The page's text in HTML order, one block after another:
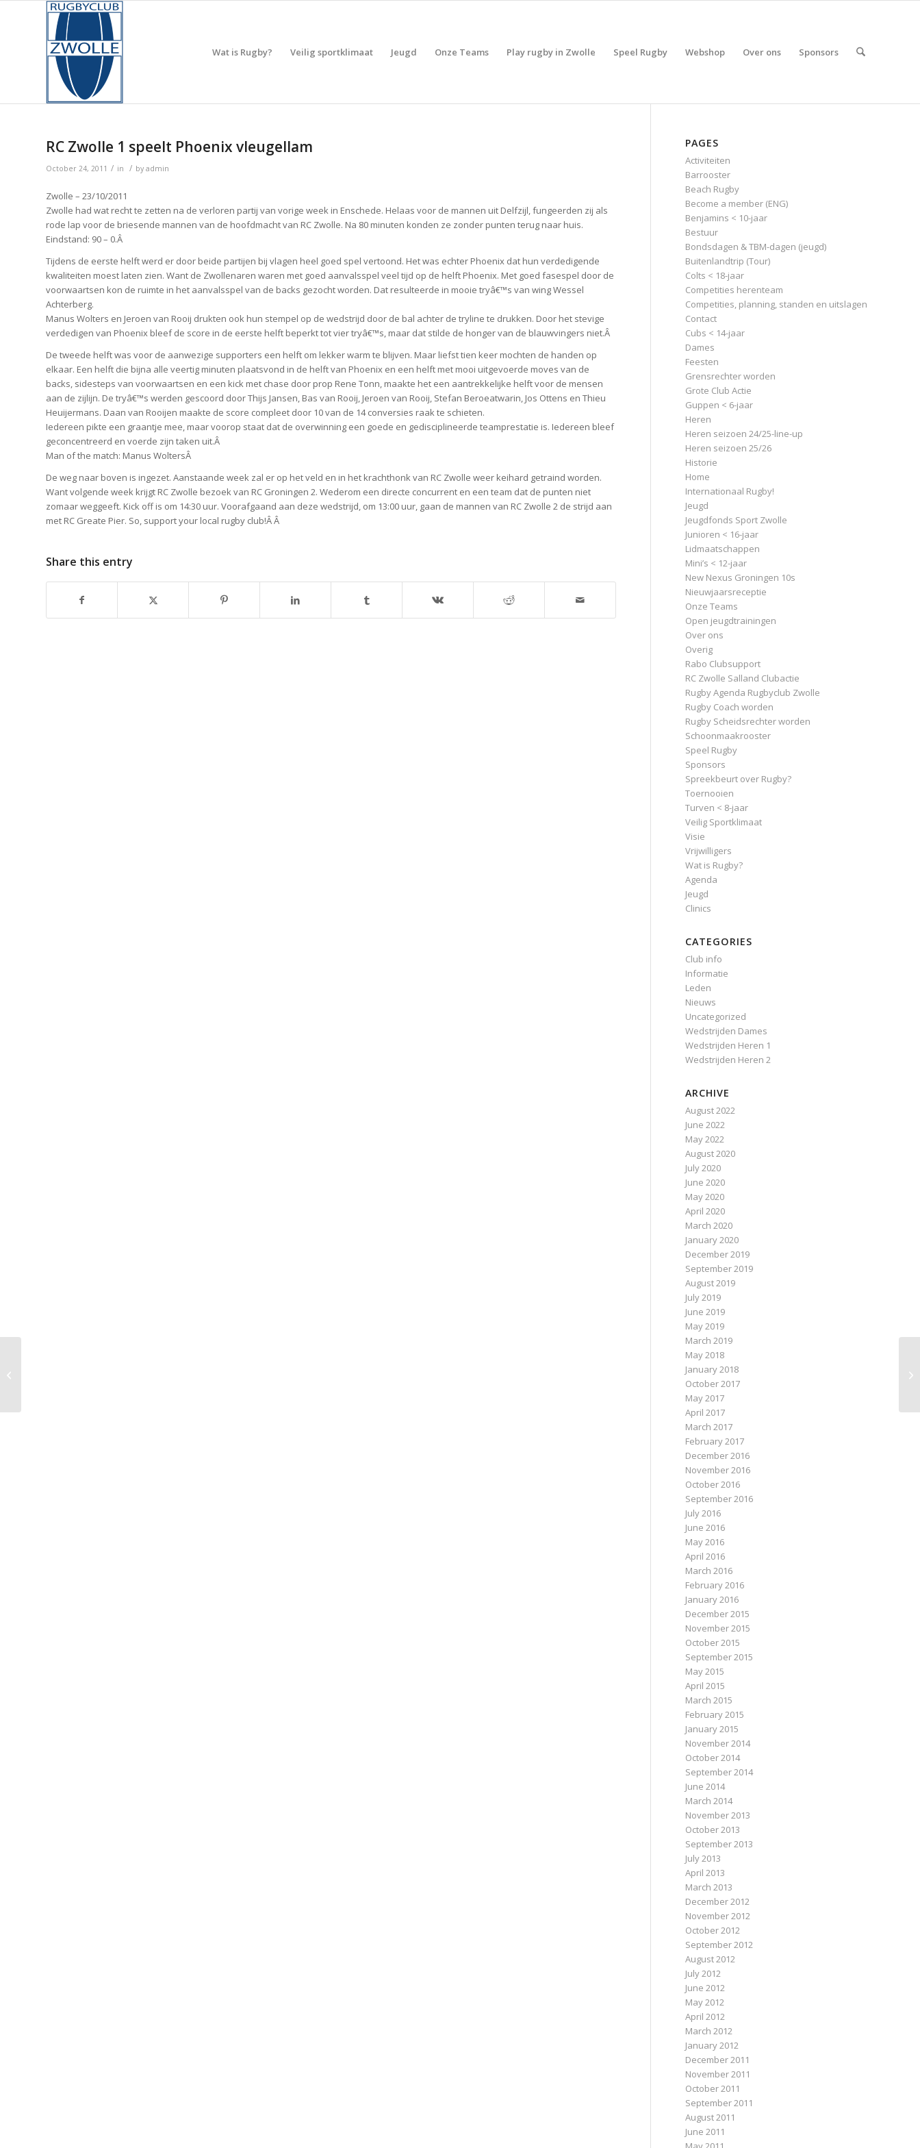
Wat is Rugby? Veilig sportklimaat Jeugd Onze Teams Play rugby in Zwolle Speel Rugby Webshop Over ons Sponsors
RC Zwolle 1 speelt Phoenix vleugellam
October 24, 2011 / in / by admin
Zwolle – 23/10/2011
Zwolle had wat recht te zetten na de verloren partij van vorige week in Enschede. Helaas voor de mannen uit Delfzijl, fungeerden zij als
rode lap voor de briesende mannen van de hoofdmacht van RC Zwolle. Na 80 minuten konden ze zonder punten terug naar huis.
Eindstand: 90 – 0.Â
Tijdens de eerste helft werd er door beide partijen bij vlagen heel goed spel vertoond. Het was echter Phoenix dat hun verdedigende
kwaliteiten moest laten zien. Want de Zwollenaren waren met goed aanvalsspel veel tijd op de helft Phoenix. Met goed fasespel door de
voorwaartsen kon de ruimte in het aanvalsspel van de backs gezocht worden. Dat resulteerde in mooie tryâ€™s van wing Wessel
Achterberg.
Manus Wolters en Jeroen van Rooij drukten ook hun stempel op de wedstrijd door de bal achter de tryline te drukken. Door het stevige
verdedigen van Phoenix bleef de score in de eerste helft beperkt tot vier tryâ€™s, maar dat stilde de honger van de blauwvingers niet.Â
De tweede helft was voor de aanwezige supporters een helft om lekker warm te blijven. Maar liefst tien keer mochten de handen op
elkaar. Een helft die bijna alle veertig minuten plaatsvond in de helft van Phoenix en een helft met mooi uitgevoerde moves van de
backs, sidesteps van voorwaartsen en een kick met chase door prop Rene Tonn, maakte het een aantrekkelijke helft voor de mensen
aan de zijlijn. De tryâ€™s werden gescoord door Thijs Jansen, Bas van Rooij, Jeroen van Rooij, Stefan Beroeatwarin, Jos Ottens en Thieu
Heuijermans. Daan van Rooijen maakte de score compleet door 10 van de 14 conversies raak te schieten.
Iedereen pikte een graantje mee, maar voorop staat dat de overwinning een goede en gedisciplineerde teamprestatie is. Iedereen bleef
geconcentreerd en voerde zijn taken uit.Â
Man of the match: Manus WoltersÂ
De weg naar boven is ingezet. Aanstaande week zal er op het veld en in het krachthonk van RC Zwolle weer keihard getraind worden.
Want volgende week krijgt RC Zwolle bezoek van RC Groningen 2. Wederom een directe concurrent en een team dat de punten niet
zomaar weggeeft. Kick off is om 14:30 uur. Voorafgaand aan deze wedstrijd, om 13:00 uur, gaan de mannen van RC Zwolle 2 de strijd aan
met RC Greate Pier. So, support your local rugby club!Â Â
Share this entry
PAGES
Activiteiten
Barrooster
Beach Rugby
Become a member (ENG)
Benjamins < 10-jaar
Bestuur
Bondsdagen & TBM-dagen (jeugd)
Buitenlandtrip (Tour)
Colts < 18-jaar
Competities herenteam
Competities, planning, standen en uitslagen
Contact
Cubs < 14-jaar
Dames
Feesten
Grensrechter worden
Grote Club Actie
Guppen < 6-jaar
Heren
Heren seizoen 24/25-line-up
Heren seizoen 25/26
Historie
Home
Internationaal Rugby!
Jeugd
Jeugdfonds Sport Zwolle
Junioren < 16-jaar
Lidmaatschappen
Mini’s < 12-jaar
New Nexus Groningen 10s
Nieuwjaarsreceptie
Onze Teams
Open jeugdtrainingen
Over ons
Overig
Rabo Clubsupport
RC Zwolle Salland Clubactie
Rugby Agenda Rugbyclub Zwolle
Rugby Coach worden
Rugby Scheidsrechter worden
Schoonmaakrooster
Speel Rugby
Sponsors
Spreekbeurt over Rugby?
Toernooien
Turven < 8-jaar
Veilig Sportklimaat
Visie
Vrijwilligers
Wat is Rugby?
Agenda
Jeugd
Clinics
CATEGORIES
Club info
Informatie
Leden
Nieuws
Uncategorized
Wedstrijden Dames
Wedstrijden Heren 1
Wedstrijden Heren 2
ARCHIVE
August 2022
June 2022
May 2022
August 2020
July 2020
June 2020
May 2020
April 2020
March 2020
January 2020
December 2019
September 2019
August 2019
July 2019
June 2019
May 2019
March 2019
May 2018
January 2018
October 2017
May 2017
April 2017
March 2017
February 2017
December 2016
November 2016
October 2016
September 2016
July 2016
June 2016
May 2016
April 2016
March 2016
February 2016
January 2016
December 2015
November 2015
October 2015
September 2015
May 2015
April 2015
March 2015
February 2015
January 2015
November 2014
October 2014
September 2014
June 2014
March 2014
November 2013
October 2013
September 2013
July 2013
April 2013
March 2013
December 2012
November 2012
October 2012
September 2012
August 2012
July 2012
June 2012
May 2012
April 2012
March 2012
January 2012
December 2011
November 2011
October 2011
September 2011
August 2011
June 2011
in